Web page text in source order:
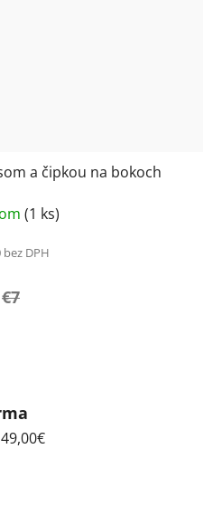
a čipkou na bokoch
(1 ks)
bez DPH
€7